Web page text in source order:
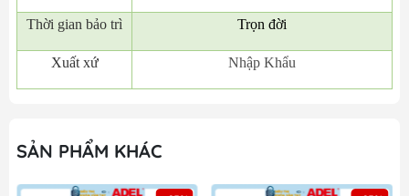
Thời gian bảo trì Trọn đời
Xuất xứ Nhập Khẩu
SẢN PHẨM KHÁC